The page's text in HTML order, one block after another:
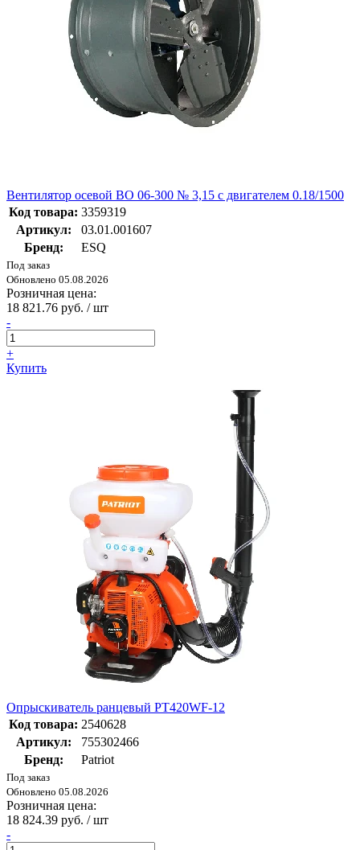
Вентилятор осевой ВО 06-300 № 3,15 с двигателем 0.18/1500
Код товара: 3359319
Артикул:
03.01.001607
Бренд:
ESQ
Под заказ
Обновлено 05.08.2026
Розничная цена:
18 821.76 руб. / шт
-
+
Купить
Опрыскиватель ранцевый PT420WF-12
Код товара: 2540628
Артикул:
755302466
Бренд:
Patriot
Под заказ
Обновлено 05.08.2026
Розничная цена:
18 824.39 руб. / шт
-